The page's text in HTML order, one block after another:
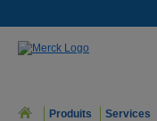
Produits Services